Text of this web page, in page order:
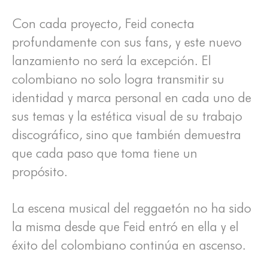
Con cada proyecto, Feid conecta
profundamente con sus fans, y este nuevo
lanzamiento no será la excepción. El
colombiano no solo logra transmitir su
identidad y marca personal en cada uno de
sus temas y la estética visual de su trabajo
discográfico, sino que también demuestra
que cada paso que toma tiene un
propósito.
La escena musical del reggaetón no ha sido
la misma desde que Feid entró en ella y el
éxito del colombiano continúa en ascenso.